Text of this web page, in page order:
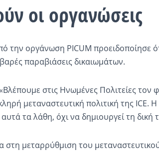
οι οργανώσεις
την οργάνωση PICUM προειδοποίησε
παραβιάσεις δικαιωμάτων.
στις Ηνωμένες Πολιτείες τον
μεταναστευτική πολιτική της
τα λάθη, όχι να δημιουργεί τη δική
μεταρρύθμιση του